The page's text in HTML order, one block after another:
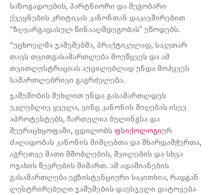
საზოგადოების, პარტნიორი და მეგობარი
ქვეყნების კრიტიკას კანონთან დაკავშირებით
“ზღვარგადასულ წინააღმდეგობას” უწოდებს.
“უცხოელმა ჯაშუშებმა, პრაქტიკულად, საკუთარ
თავს თვითგასამართლება მოუწყვეს და ამ
თვითლუსტრაციას აუცილებლად უნდა მოჰყვეს
სამართლებრივი გაგრძელება.
ჯაშუშობის მუხლით უნდა გასამართლდეს
უკლებლივ ყველა, ვინც კანონის მიღებას ისევ
აპროტესტებს, ჩართულია ბულინგსა და
შეურაცხყოფაში, ცდილობს ფსიქოლოგიურ
ძალადობას კანონის მიმღებთა და მხარდამჭერთა,
აგრეთვე მათი მშობლების, შვილების და სხვა
ოჯახის წევრების მიმართ. ამ ადამიანების
გასამართლება ეგზისტენციური საკითხია, რადგან
ლუსტრირებული ჯაშუშების დაუსჯელი დატოვება